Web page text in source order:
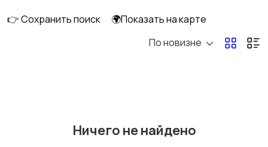
стабилизаторы
оборудование
👉 Сохранить поиск
🌍Показать на карте
По новизне
Ничего не найдено